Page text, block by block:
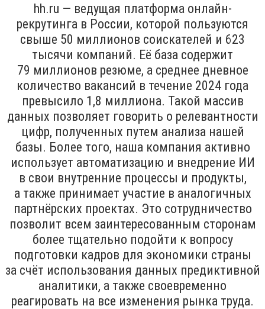
hh.ru — ведущая платформа онлайн-
рекрутинга в России, которой пользуются
свыше 50 миллионов соискателей и 623
тысячи компаний. Её база содержит
79 миллионов резюме, а среднее дневное
количество вакансий в течение 2024 года
превысило 1,8 миллиона. Такой массив
данных позволяет говорить о релевантности
цифр, полученных путем анализа нашей
базы. Более того, наша компания активно
использует автоматизацию и внедрение ИИ
в свои внутренние процессы и продукты,
а также принимает участие в аналогичных
партнёрских проектах. Это сотрудничество
позволит всем заинтересованным сторонам
более тщательно подойти к вопросу
подготовки кадров для экономики страны
за счёт использования данных предиктивной
аналитики, а также своевременно
реагировать на все изменения рынка труда.